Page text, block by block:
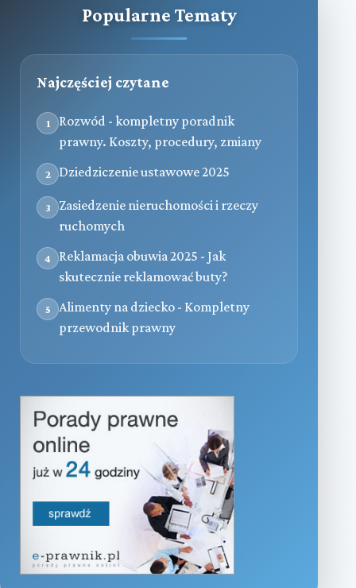
Popularne Tematy
Najczęściej czytane
1
Rozwód - kompletny poradnik
prawny. Koszty, procedury, zmiany
2 Dziedziczenie ustawowe 2025
3
Zasiedzenie nieruchomości i rzeczy
ruchomych
4
Reklamacja obuwia 2025 - Jak
skutecznie reklamować buty?
5
Alimenty na dziecko - Kompletny
przewodnik prawny